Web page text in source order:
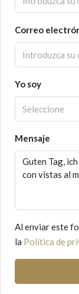
Correo
Yo soy
Seleccione
Mensaje
Al enviar este
la Política de